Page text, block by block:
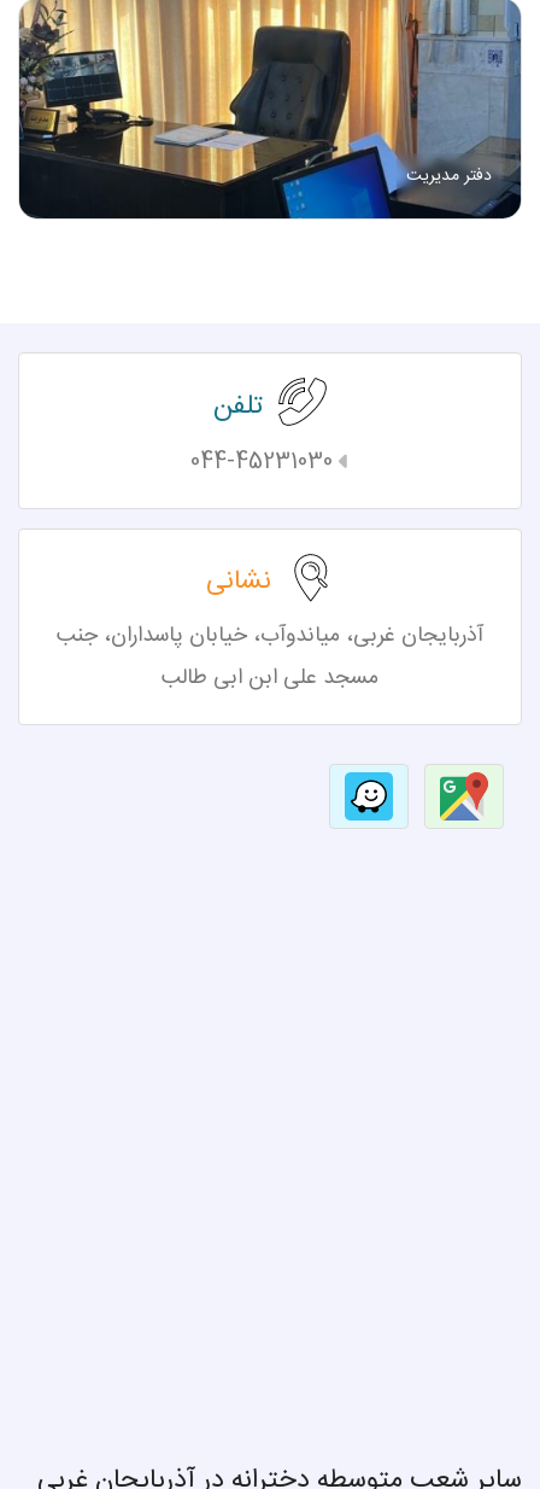
دفتر مدیریت
تلفن
044-45231030
نشانی
آذربایجان غربی، میاندوآب، خیابان پاسداران، جنب
مسجد علی ابن ابی طالب